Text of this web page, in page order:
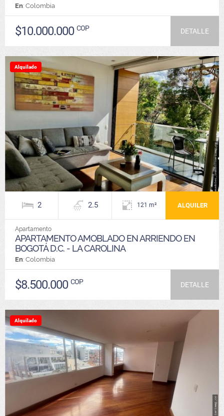
En: Colombia
$10.000.000 COP DETALLE
Alquilado
2 2.5 121 m² ALQUILER
Apartamento
APARTAMENTO AMOBLADO EN ARRIENDO EN
BOGOTÁ D.C. - LA CAROLINA
En: Colombia
$8.500.000 COP DETALLE
Alquilado